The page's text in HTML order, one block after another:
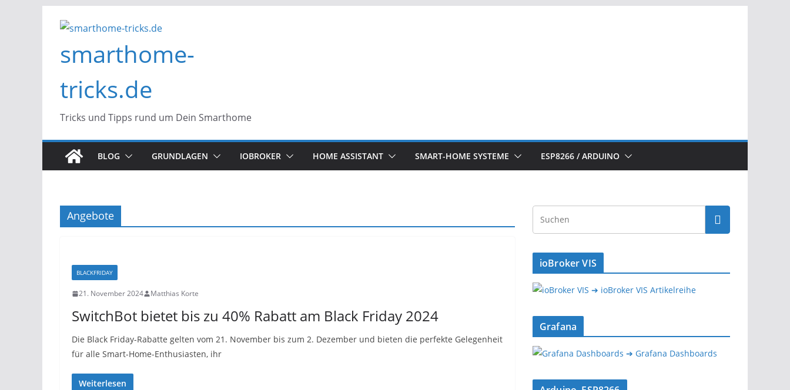
Inhalt
smarthome-
tricks.de
Tricks und Tipps rund um Dein Smarthome
BLOG GRUNDLAGEN IOBROKER HOME ASSISTANT SMART-HOME SYSTEME ESP8266 / ARDUINO
Angebote
BLACKFRIDAY
21. November 2024 Matthias Korte
SwitchBot bietet bis zu 40% Rabatt am Black Friday 2024
Die Black Friday-Rabatte gelten vom 21. November bis zum 2. Dezember und bieten die perfekte Gelegenheit
für alle Smart-Home-Enthusiasten, ihr
Weiterlesen
ioBroker VIS
➔ ioBroker VIS Artikelreihe
Grafana
➔ Grafana Dashboards